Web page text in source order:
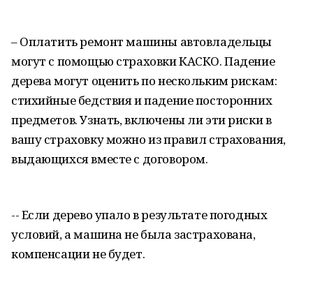
– Оплатить ремонт машины автовладельцы
могут с помощью страховки КАСКО. Падение
дерева могут оценить по нескольким рискам:
стихийные бедствия и падение посторонних
предметов. Узнать, включены ли эти риски в
вашу страховку можно из правил страхования,
выдающихся вместе с договором.
-- Если дерево упало в результате погодных
условий, а машина не была застрахована,
компенсации не будет.